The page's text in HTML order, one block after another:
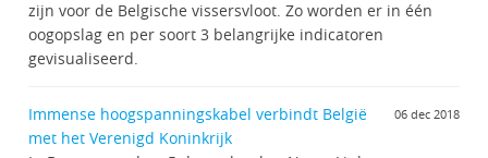
zijn voor de Belgische vissersvloot. Zo worden er in één
oogopslag en per soort 3 belangrijke indicatoren
gevisualiseerd.
06 dec 2018
Immense hoogspanningskabel verbindt België
met het Verenigd Koninkrijk